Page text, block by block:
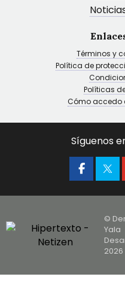
Términos y
Política de
Políticas
Cómo accedo
Síguenos
©
Yala
2026